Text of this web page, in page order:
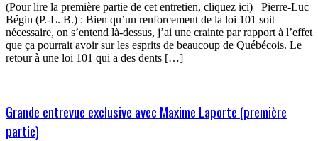
(Pour lire la première partie de cet entretien, cliquez ici) Pierre-Luc
Bégin (P.-L. B.) : Bien qu’un renforcement de la loi 101 soit
nécessaire, on s’entend là-dessus, j’ai une crainte par rapport à l’effet
que ça pourrait avoir sur les esprits de beaucoup de Québécois. Le
retour à une loi 101 qui a des dents […]
Grande entrevue exclusive avec Maxime Laporte (première
partie)